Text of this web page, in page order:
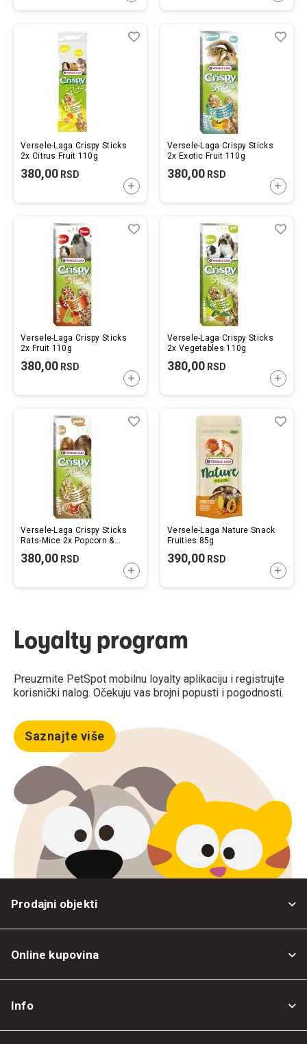
Versele-Laga Crispy Sticks
2x Citrus Fruit 110g
380,00 RSD
DODAJTE U KORPU
Lista
Uporedi
Versele-Laga Crispy Sticks
2x Exotic Fruit 110g
380,00 RSD
Versele-Laga Crispy Sticks
2x Fruit 110g
380,00 RSD
DODAJTE U KORPU
Lista
Uporedi
Versele-Laga Crispy Sticks
2x Vegetables 110g
380,00 RSD
Versele-Laga Crispy Sticks
Rats-Mice 2x Popcorn &
380,00 RSD
DODAJTE U KORPU
Lista
Uporedi
Versele-Laga Nature Snack
Fruities 85g
390,00 RSD
Loyalty program
Preuzmite PetSpot mobilnu loyalty aplikaciju i registrujte
korisnički nalog. Očekuju vas brojni popusti i pogodnosti.
Saznajte više
Prodajni objekti
Online kupovina
Info